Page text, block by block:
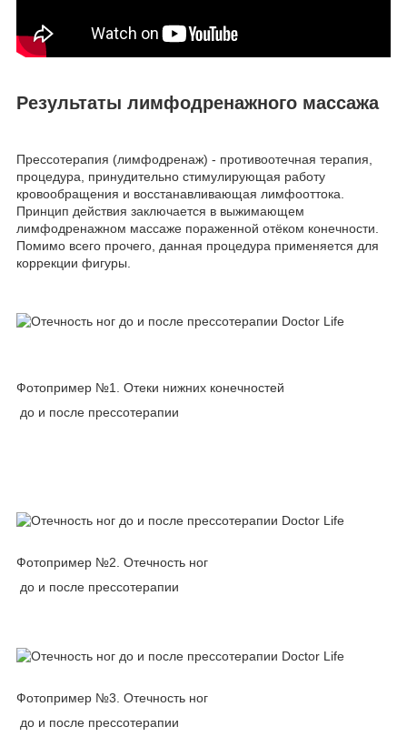
Результаты лимфодренажного массажа
Прессотерапия (лимфодренаж) - противоотечная терапия,
процедура, принудительно стимулирующая работу
кровообращения и восстанавливающая лимфооттока.
Принцип действия заключается в выжимающем
лимфодренажном массаже пораженной отёком конечности.
Помимо всего прочего, данная процедура применяется для
коррекции фигуры.
Фотопример №1. Отеки нижних конечностей
до и после прессотерапии
Фотопример №2. Отечность ног
до и после прессотерапии
Фотопример №3. Отечность ног
до и после прессотерапии